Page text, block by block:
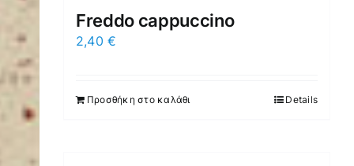
Freddo cappuccino
2,40€
Προσθήκη στο καλάθι Details